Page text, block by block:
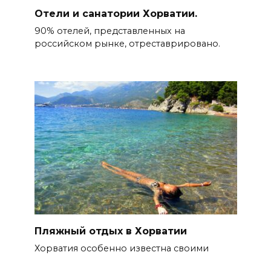
Отели и санатории Хорватии.
90% отелей, представленных на
российском рынке, отреставрировано.
Пляжный отдых в Хорватии
Хорватия особенно известна своими